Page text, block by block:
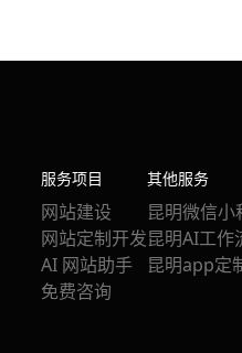
服务项目
网站建设
网站定制开发
AI 网站助手
免费咨询
其他服务
昆明微信
昆明AI工作
昆明app定